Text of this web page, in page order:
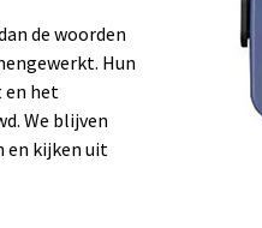
de woorden
Hun
en het
We blijven
en kijken uit